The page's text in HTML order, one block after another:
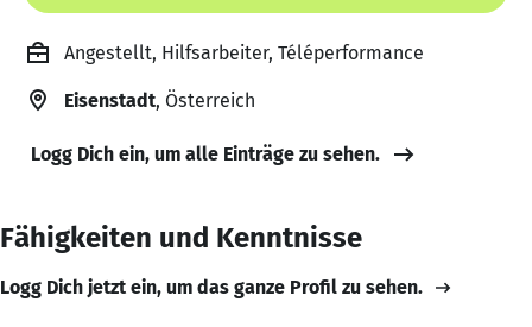
Angestellt, Hilfsarbeiter, Téléperformance
Eisenstadt, Österreich
Logg Dich ein, um alle Einträge zu sehen.
Fähigkeiten und Kenntnisse
Logg Dich jetzt ein, um das ganze Profil zu sehen.